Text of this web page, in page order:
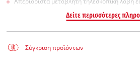
Δείτε περισσότερες
Σύγκριση προϊόντων